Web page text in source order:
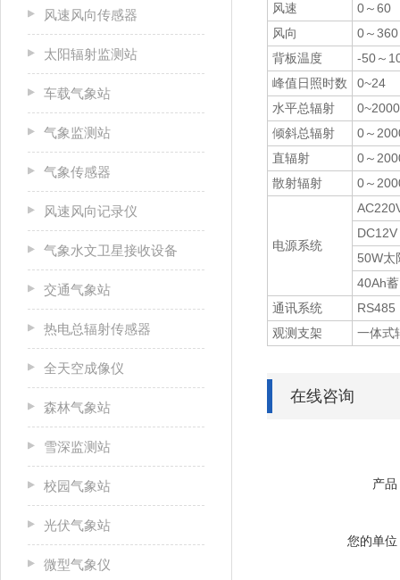
风速风向传感器
太阳辐射监测站
车载气象站
气象监测站
气象传感器
风速风向记录仪
气象水文卫星接收设备
交通气象站
热电总辐射传感器
全天空成像仪
森林气象站
雪深监测站
校园气象站
光伏气象站
微型气象仪
风速
0～60
风向
0～360
背板温度
-50～
峰值日照时数
0~24
水平总辐射
0~2000
倾斜总辐射
0～
直辐射
0～
散射辐射
0～
电源系统
DC12V
50W太
40Ah
通讯系统
RS485
观测支架
一体式
在线咨询
产品
您的单位